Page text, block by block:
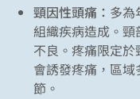
頸因性頭痛： 多為
組織疾病造成。
不良。疼痛限定
會誘發疼痛，區
節。